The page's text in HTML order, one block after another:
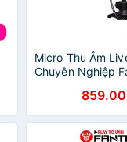
Micro Thu Âm
Chuyên Nghiệp
Thanh Chất